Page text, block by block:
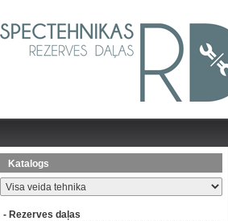
Katalogs
- Rezerves daļas